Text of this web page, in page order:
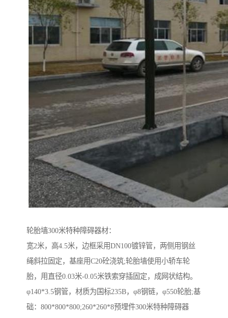
轮胎墙300米特种障碍器材：
宽2米，高4.5米，边框采用DN100镀锌管，两侧用钢丝
绳斜拉固定，基座用C20砼浇筑;轮胎墙使用小轿车轮
胎，用直径0.03米-0.05米铁索穿插固定，成网状结构。
φ140*3.5钢管，材质为国标235B，φ8钢链，φ550轮胎;基
础：800*800*800;260*260*8预埋件300米特种障碍器